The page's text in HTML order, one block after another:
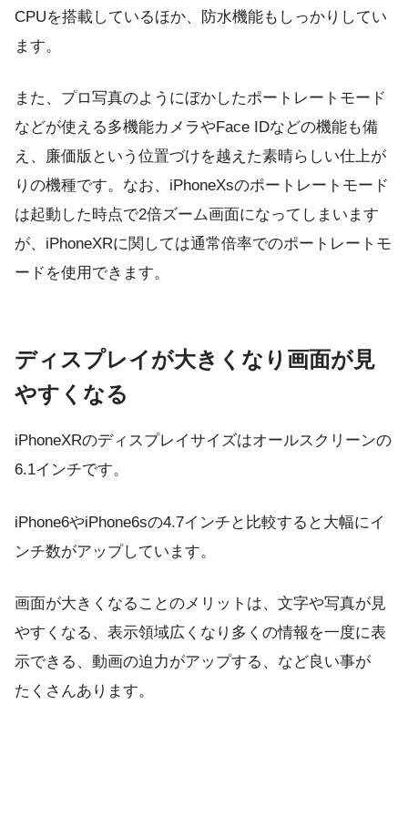
CPUを搭載しているほか、防水機能もしっかりしてい
ます。
また、プロ写真のようにぼかしたポートレートモード
などが使える多機能カメラやFace IDなどの機能も備
え、廉価版という位置づけを越えた素晴らしい仕上が
りの機種です。なお、iPhoneXsのポートレートモード
は起動した時点で2倍ズーム画面になってしまいます
が、iPhoneXRに関しては通常倍率でのポートレートモ
ードを使用できます。
ディスプレイが大きくなり画面が見
やすくなる
iPhoneXRのディスプレイサイズはオールスクリーンの
6.1インチです。
iPhone6やiPhone6sの4.7インチと比較すると大幅にイ
ンチ数がアップしています。
画面が大きくなることのメリットは、文字や写真が見
やすくなる、表示領域広くなり多くの情報を一度に表
示できる、動画の迫力がアップする、など良い事が
たくさんあります。